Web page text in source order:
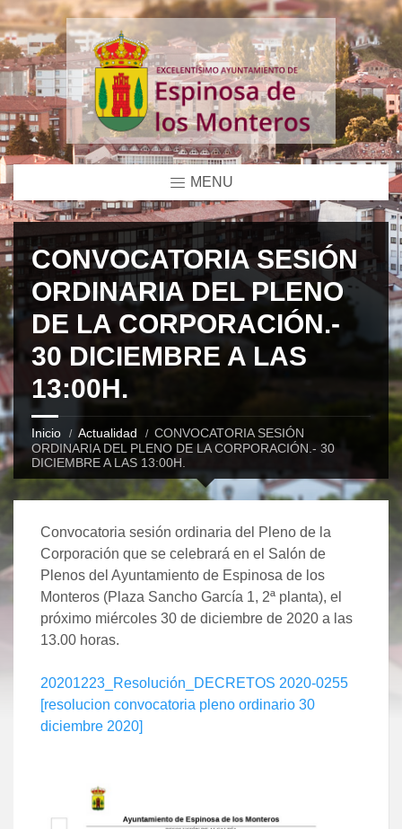
MENU
CONVOCATORIA SESIÓN
ORDINARIA DEL PLENO
DE LA CORPORACIÓN.-
30 DICIEMBRE A LAS
13:00H.
Inicio Actualidad
CONVOCATORIA SESIÓN
ORDINARIA DEL PLENO DE LA CORPORACIÓN.- 30
DICIEMBRE A LAS 13:00H.
Convocatoria sesión ordinaria del Pleno de la
Corporación que se celebrará en el Salón de
Plenos del Ayuntamiento de Espinosa de los
Monteros (Plaza Sancho García 1, 2ª planta), el
próximo miércoles 30 de diciembre de 2020 a las
13.00 horas.
20201223_Resolución_DECRETOS 2020-0255
[resolucion convocatoria pleno ordinario 30
diciembre 2020]